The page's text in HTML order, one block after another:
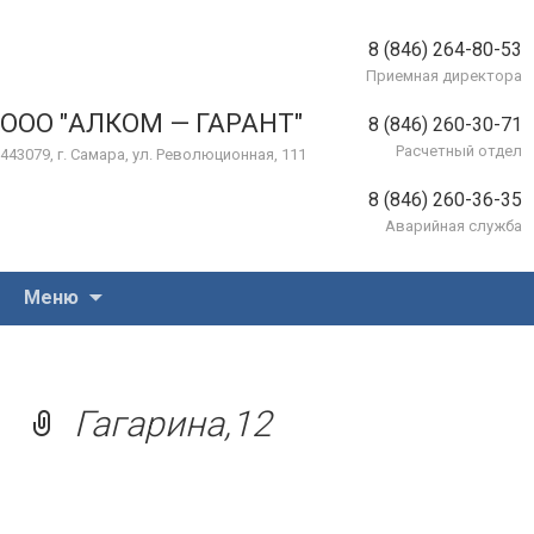
ООО "АЛКОМ — ГАРАНТ"
443079, г. Самара, ул. Революционная, 111
8 (846) 264-80-53
Приемная директора
8 (846) 260-30-71
Расчетный отдел
8 (846) 260-36-35
Аварийная служба
Меню
Гагарина,12